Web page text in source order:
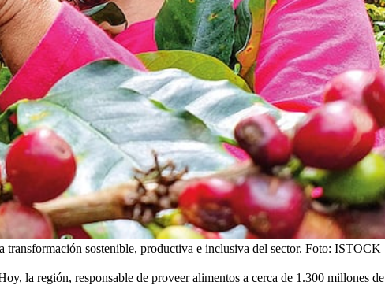
sostenible, productiva e inclusiva del sector. Foto: ISTOCK
la región, responsable de proveer alimentos a cerca de 1.300 millones de